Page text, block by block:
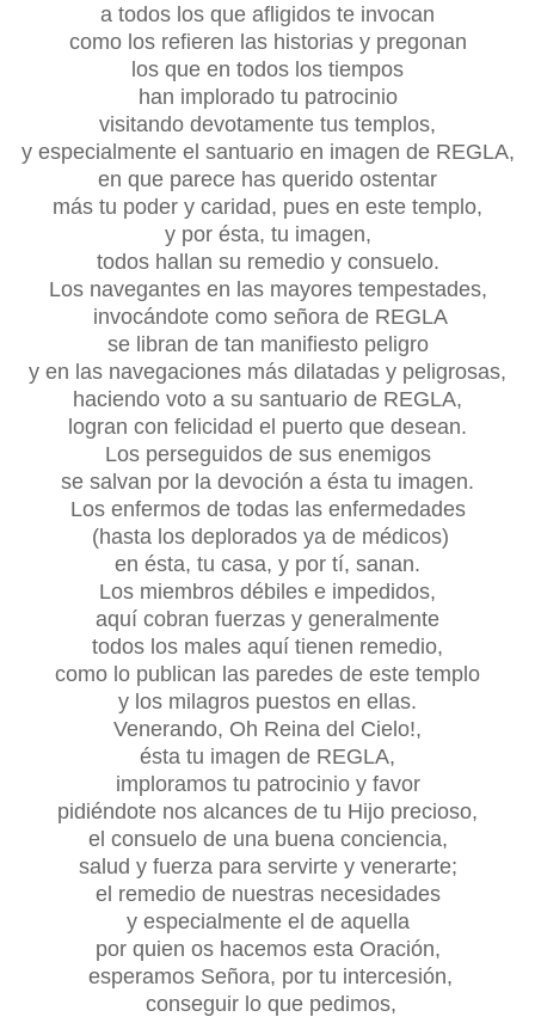
a todos los que afligidos te invocan
como los refieren las historias y pregonan
los que en todos los tiempos
han implorado tu patrocinio
visitando devotamente tus templos,
y especialmente el santuario en imagen de REGLA,
en que parece has querido ostentar
más tu poder y caridad, pues en este templo,
y por ésta, tu imagen,
todos hallan su remedio y consuelo.
Los navegantes en las mayores tempestades,
invocándote como señora de REGLA
se libran de tan manifiesto peligro
y en las navegaciones más dilatadas y peligrosas,
haciendo voto a su santuario de REGLA,
logran con felicidad el puerto que desean.
Los perseguidos de sus enemigos
se salvan por la devoción a ésta tu imagen.
Los enfermos de todas las enfermedades
(hasta los deplorados ya de médicos)
en ésta, tu casa, y por tí, sanan.
Los miembros débiles e impedidos,
aquí cobran fuerzas y generalmente
todos los males aquí tienen remedio,
como lo publican las paredes de este templo
y los milagros puestos en ellas.
Venerando, Oh Reina del Cielo!,
ésta tu imagen de REGLA,
imploramos tu patrocinio y favor
pidiéndote nos alcances de tu Hijo precioso,
el consuelo de una buena conciencia,
salud y fuerza para servirte y venerarte;
el remedio de nuestras necesidades
y especialmente el de aquella
por quien os hacemos esta Oración,
esperamos Señora, por tu intercesión,
conseguir lo que pedimos,